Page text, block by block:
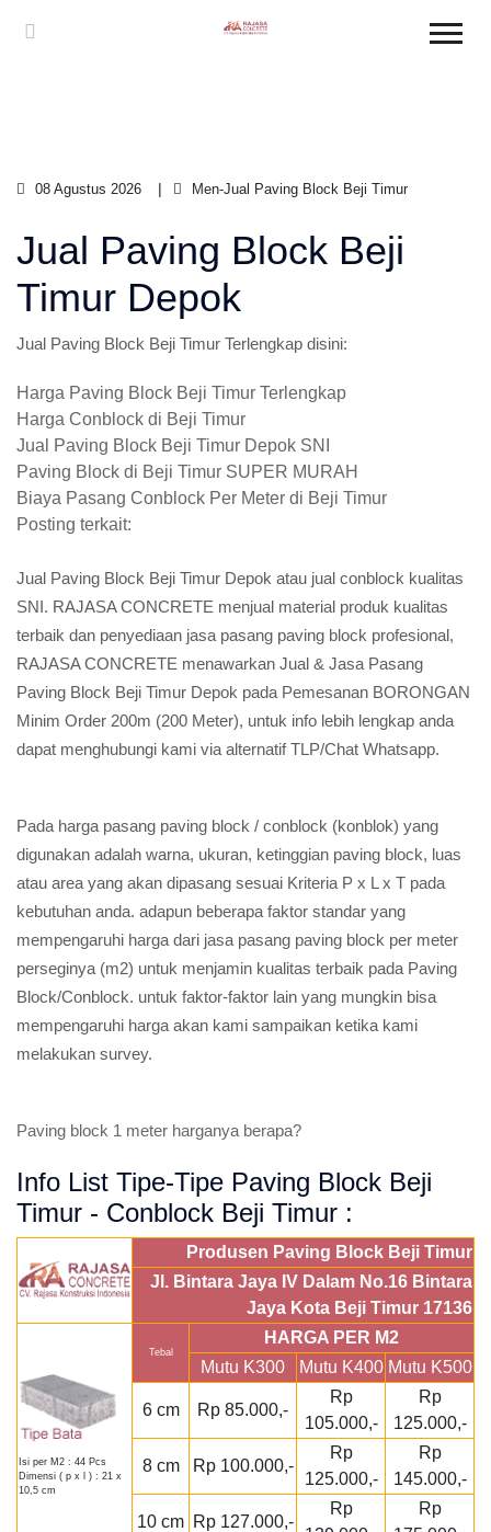
08 Agustus 2026 Men-Jual Paving Block Beji Timur
Jual Paving Block Beji
Timur Depok
Jual Paving Block Beji Timur Terlengkap disini:
Harga Paving Block Beji Timur Terlengkap
Harga Conblock di Beji Timur
Jual Paving Block Beji Timur Depok SNI
Paving Block di Beji Timur SUPER MURAH
Biaya Pasang Conblock Per Meter di Beji Timur
Posting terkait:
Jual Paving Block Beji Timur Depok atau jual conblock kualitas
SNI. RAJASA CONCRETE menjual material produk kualitas
terbaik dan penyediaan jasa pasang paving block profesional,
RAJASA CONCRETE menawarkan Jual & Jasa Pasang
Paving Block Beji Timur Depok pada Pemesanan BORONGAN
Minim Order 200m (200 Meter), untuk info lebih lengkap anda
dapat menghubungi kami via alternatif TLP/Chat Whatsapp.
Pada harga pasang paving block / conblock (konblok) yang
digunakan adalah warna, ukuran, ketinggian paving block, luas
atau area yang akan dipasang sesuai Kriteria P x L x T pada
kebutuhan anda. adapun beberapa faktor standar yang
mempengaruhi harga dari jasa pasang paving block per meter
perseginya (m2) untuk menjamin kualitas terbaik pada Paving
Block/Conblock. untuk faktor-faktor lain yang mungkin bisa
mempengaruhi harga akan kami sampaikan ketika kami
melakukan survey.
Paving block 1 meter harganya berapa?
Info List Tipe-Tipe Paving Block Beji
Timur - Conblock Beji Timur :
Produsen Paving Block Beji Timur
Jl. Bintara Jaya IV Dalam No.16 Bintara
Jaya Kota Beji Timur 17136
Isi per M2 : 44 Pcs
Dimensi ( p x l ) : 21 x
10,5 cm
Tebal
HARGA PER M2
Mutu K300
Mutu K400 Mutu K500
6 cm Rp 85.000,-
Rp
105.000,-
Rp
125.000,-
8 cm Rp 100.000,-
Rp
125.000,-
Rp
145.000,-
10 cm Rp 127.000,-
Rp
Rp